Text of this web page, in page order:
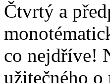
Čtvrtý a
co nejdříve!
užitečného